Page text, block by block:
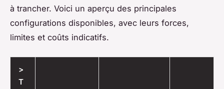
à trancher. Voici un aperçu des principales
configurations disponibles, avec leurs forces,
limites et coûts indicatifs.
>
T